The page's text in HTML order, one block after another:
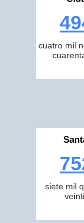
cuatro mil
siete mil